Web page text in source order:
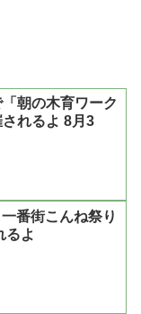
朝の木育ワーク
れるよ 8月3
一番街こんね祭り
るよ